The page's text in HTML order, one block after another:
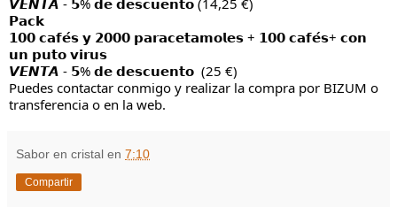
𝗣𝗮𝗰𝗸
𝟭𝟬𝟬 𝗰𝗮𝗳𝗲́𝘀 𝘆 𝟮𝟬𝟬𝟬 𝗽𝗮𝗿𝗮𝗰𝗲𝘁𝗮𝗺𝗼𝗹𝗲𝘀 + 𝟭𝟬𝟬 𝗰𝗮𝗳𝗲́𝘀+ 𝗰𝗼𝗻
𝘂𝗻 𝗽𝘂𝘁𝗼 𝘃𝗶𝗿𝘂𝘀
𝙑𝙀𝙉𝙏𝘼 - 𝟱% 𝗱𝗲 𝗱𝗲𝘀𝗰𝘂𝗲𝗻𝘁𝗼  (25 €)
Puedes contactar conmigo y realizar la compra por BIZUM o
transferencia o en la web.
Sabor en cristal en 7:10
Compartir